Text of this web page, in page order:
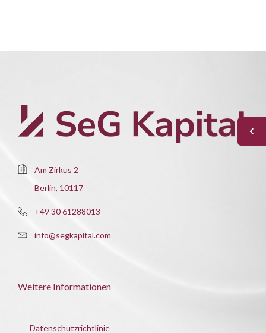
Am Zirkus 2
Berlin, 10117
+49 30 61288013
info@segkapital.com
Weitere Informationen
Datenschutzrichtlinie